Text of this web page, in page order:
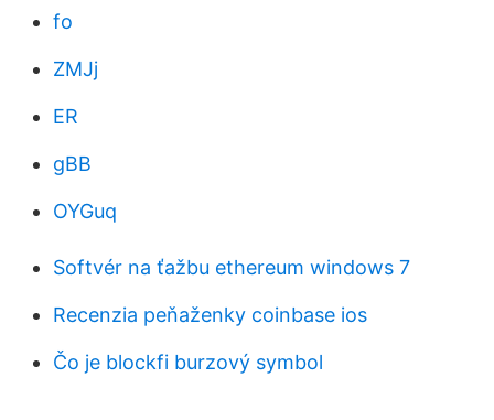
fo
ZMJj
ER
gBB
OYGuq
Softvér na ťažbu ethereum windows 7
Recenzia peňaženky coinbase ios
Čo je blockfi burzový symbol